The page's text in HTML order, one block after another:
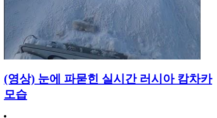
(영상) 눈에 파묻힌 실시간 러시아 캄차카
모습